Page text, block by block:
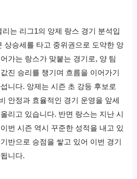
는 리그1의 앙제 랑스 경기 분석입
상승세를 타고 중위권으로 도약한 앙
가는 랑스가 맞붙는 경기로, 양 팀
진 승리를 챙기며 흐름을 이어가기
니다. 앙제는 시즌 초 강등 후보로
안정과 효율적인 경기 운영을 앞세
리고 있습니다. 반면 랑스는 지난 시
번 시즌 역시 꾸준한 성적을 내고 있
반으로 승점을 쌓고 있어 이번 경기
니다.